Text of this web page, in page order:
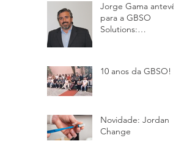
Jorge Gama antevê
para a GBSO
Solutions:
venda
10 anos da GBSO! ✨
Novidade: Jordan
Change